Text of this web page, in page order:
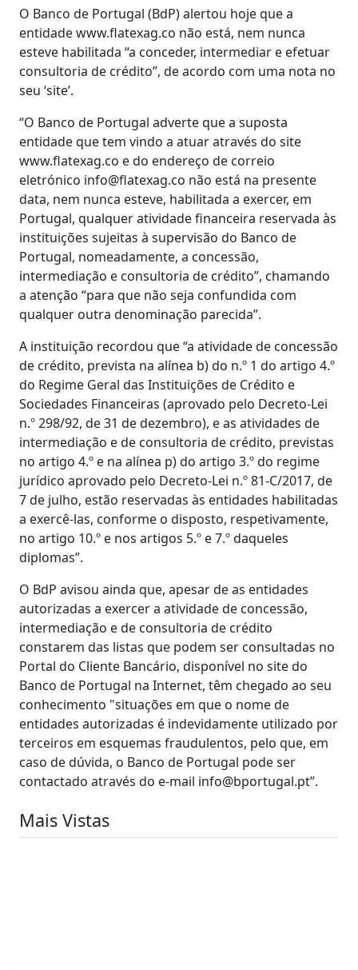
O Banco de Portugal (BdP) alertou hoje que a
entidade www.flatexag.co não está, nem nunca
esteve habilitada “a conceder, intermediar e efetuar
consultoria de crédito”, de acordo com uma nota no
seu ‘site’.
“O Banco de Portugal adverte que a suposta
entidade que tem vindo a atuar através do site
www.flatexag.co e do endereço de correio
eletrónico info@flatexag.co não está na presente
data, nem nunca esteve, habilitada a exercer, em
Portugal, qualquer atividade financeira reservada às
instituições sujeitas à supervisão do Banco de
Portugal, nomeadamente, a concessão,
intermediação e consultoria de crédito”, chamando
a atenção “para que não seja confundida com
qualquer outra denominação parecida”.
A instituição recordou que “a atividade de concessão
de crédito, prevista na alínea b) do n.º 1 do artigo 4.º
do Regime Geral das Instituições de Crédito e
Sociedades Financeiras (aprovado pelo Decreto-Lei
n.º 298/92, de 31 de dezembro), e as atividades de
intermediação e de consultoria de crédito, previstas
no artigo 4.º e na alínea p) do artigo 3.º do regime
jurídico aprovado pelo Decreto-Lei n.º 81-C/2017, de
7 de julho, estão reservadas às entidades habilitadas
a exercê-las, conforme o disposto, respetivamente,
no artigo 10.º e nos artigos 5.º e 7.º daqueles
diplomas”.
O BdP avisou ainda que, apesar de as entidades
autorizadas a exercer a atividade de concessão,
intermediação e de consultoria de crédito
constarem das listas que podem ser consultadas no
Portal do Cliente Bancário, disponível no site do
Banco de Portugal na Internet, têm chegado ao seu
conhecimento "situações em que o nome de
entidades autorizadas é indevidamente utilizado por
terceiros em esquemas fraudulentos, pelo que, em
caso de dúvida, o Banco de Portugal pode ser
contactado através do e-mail info@bportugal.pt”.
Mais Vistas